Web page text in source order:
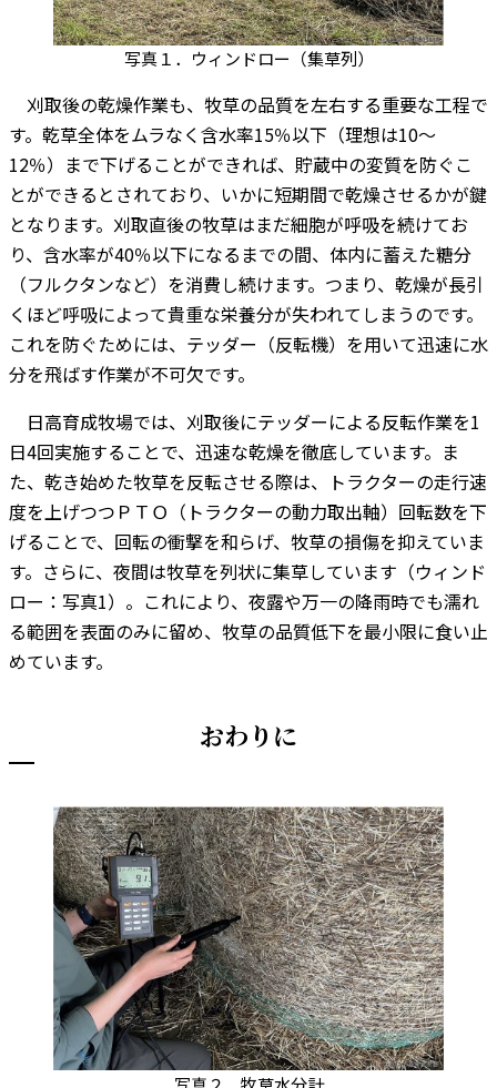
写真１．ウィンドロー（集草列）
刈取後の乾燥作業も、牧草の品質を左右する重要な工程で
す。乾草全体をムラなく含水率15％以下（理想は10～
12％）まで下げることができれば、貯蔵中の変質を防ぐこ
とができるとされており、いかに短期間で乾燥させるかが鍵
となります。刈取直後の牧草はまだ細胞が呼吸を続けてお
り、含水率が40％以下になるまでの間、体内に蓄えた糖分
（フルクタンなど）を消費し続けます。つまり、乾燥が長引
くほど呼吸によって貴重な栄養分が失われてしまうのです。
これを防ぐためには、テッダー（反転機）を用いて迅速に水
分を飛ばす作業が不可欠です。
日高育成牧場では、刈取後にテッダーによる反転作業を1
日4回実施することで、迅速な乾燥を徹底しています。ま
た、乾き始めた牧草を反転させる際は、トラクターの走行速
度を上げつつＰＴＯ（トラクターの動力取出軸）回転数を下
げることで、回転の衝撃を和らげ、牧草の損傷を抑えていま
す。さらに、夜間は牧草を列状に集草しています（ウィンド
ロー：写真1）。これにより、夜露や万一の降雨時でも濡れ
る範囲を表面のみに留め、牧草の品質低下を最小限に食い止
めています。
おわりに